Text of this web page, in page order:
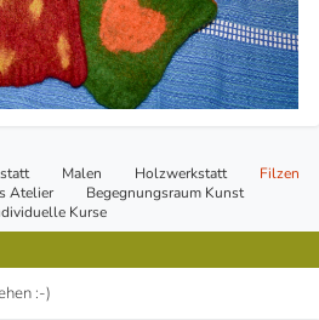
Malen Holzwerkstatt
Filzen
Atelier
Begegnungsraum Kunst
Kurse
:-)